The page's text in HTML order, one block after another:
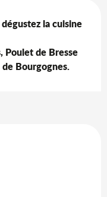
la cuisine
Poulet de Bresse
Bourgognes.